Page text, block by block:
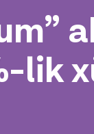
lik